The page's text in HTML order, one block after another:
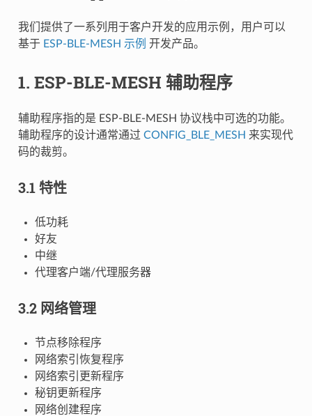
我们提供了一系列用于客户开发的应用示例，用户可以
基于 ESP-BLE-MESH 示例 开发产品。
1. ESP-BLE-MESH 辅助程序
辅助程序指的是 ESP-BLE-MESH 协议栈中可选的功能。
辅助程序的设计通常通过 CONFIG_BLE_MESH 来实现代
码的裁剪。
3.1 特性
低功耗
好友
中继
代理客户端/代理服务器
3.2 网络管理
节点移除程序
网络索引恢复程序
网络索引更新程序
秘钥更新程序
网络创建程序